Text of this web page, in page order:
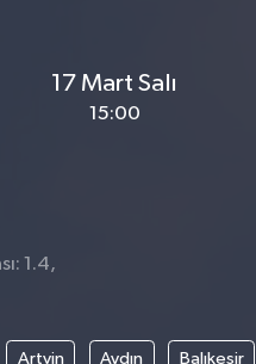
17 Mart Salı
15:00
1.4,
Artvin Aydın Balıkesir